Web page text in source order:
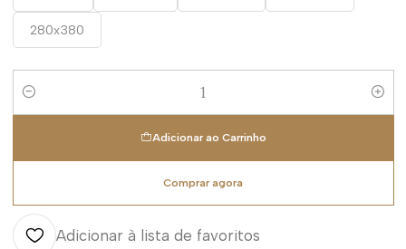
280x380
Quantidade
Adicionar ao Carrinho
Comprar agora
Adicionar à lista de favoritos